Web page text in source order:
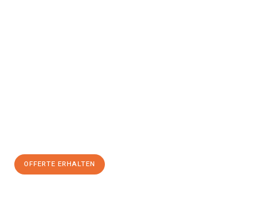
OFFERTE ERHALTEN